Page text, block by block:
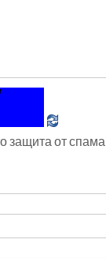
защита от спама